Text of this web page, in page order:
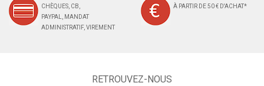
CHÈQUES, CB,
PAYPAL, MANDAT
ADMINISTRATIF, VIREMENT
À PARTIR DE 50 € D'ACHAT*
RETROUVEZ-NOUS